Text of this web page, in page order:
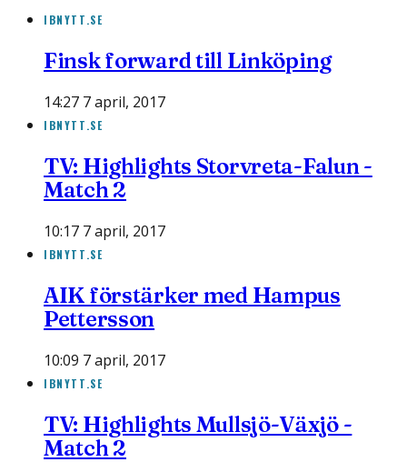
IBNYTT.SE
Finsk forward till Linköping
14:27 7 april, 2017
IBNYTT.SE
TV: Highlights Storvreta-Falun -
Match 2
10:17 7 april, 2017
IBNYTT.SE
AIK förstärker med Hampus
Pettersson
10:09 7 april, 2017
IBNYTT.SE
TV: Highlights Mullsjö-Växjö -
Match 2